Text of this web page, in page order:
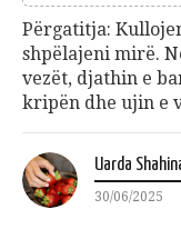
Përgatitja:
shpëlajeni mirë.
vezët, djathin e
kripën dhe ujin e
Uarda
30/06/2025